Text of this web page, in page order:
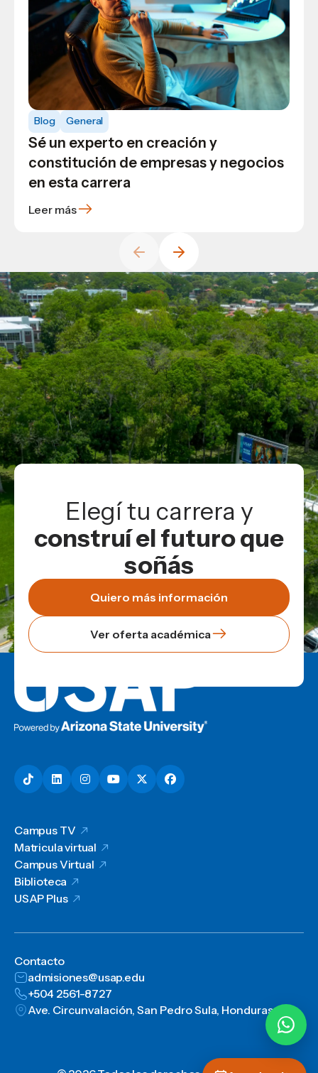
Blog General
Sé un experto en creación y
constitución de empresas y negocios
en esta carrera
Leer más
Blog
Conocimientos fundamentales para
ser un abogado moderno y
sobresaliente
Leer más
Blog USAP
Potencia tu éxito académico: tutorías
gratuitas de Matemáticas en USAP
Leer más
Elegí tu carrera y
construí el futuro que
soñás
Quiero más información
Ver oferta académica
Campus TV
Matricula virtual
Campus Virtual
Biblioteca
USAP Plus
Contacto
admisiones@usap.edu
+504 2561-8727
Ave. Circunvalación, San Pedro Sula, Honduras, C.A.